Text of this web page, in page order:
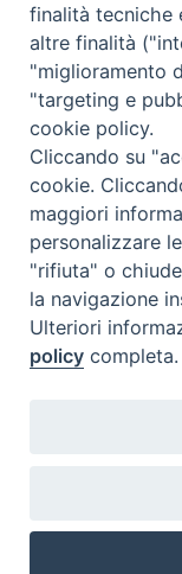
N.7/8 LUGLIO
N. 6 GIUGNO 2026
N°5 MAGGIO 2026
N° 4 APRILE 2026
finalità tecniche
altre finalità
"miglioramento
"targeting e
cookie policy.
Cliccando su
cookie.
maggiori
personalizzare
"rifiuta" o
la navigazione
Ulteriori
policy completa.